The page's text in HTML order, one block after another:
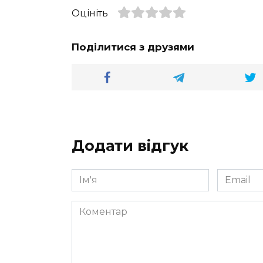
Оцініть
Поділитися з друзями
Додати відгук
Ім'я
*
Email
*
Коментар